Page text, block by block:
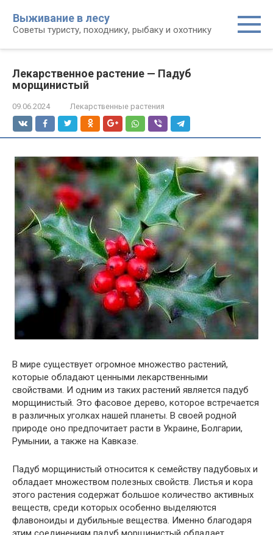
контенту
Выживание в лесу
Советы туристу, походнику, рыбаку и охотнику
Лекарственное растение — Падуб
морщинистый
09.06.2024 Лекарственные растения
В мире существует огромное множество растений,
которые обладают ценными лекарственными
свойствами. И одним из таких растений является падуб
морщинистый. Это фасовое дерево, которое встречается
в различных уголках нашей планеты. В своей родной
природе оно предпочитает расти в Украине, Болгарии,
Румынии, а также на Кавказе.
Падуб морщинистый относится к семейству падубовых и
обладает множеством полезных свойств. Листья и кора
этого растения содержат большое количество активных
веществ, среди которых особенно выделяются
флавоноиды и дубильные вещества. Именно благодаря